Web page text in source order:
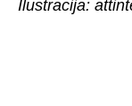
Ilustracija: